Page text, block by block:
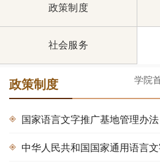
政策制度
社会服务
政策制度 学院
国家语言文字推广基地管理办法
中华人民共和国国家通用语言